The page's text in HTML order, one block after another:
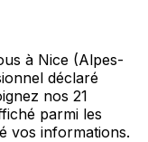
à Nice (Alpes-
déclaré
nos 21
parmi les
vos informations.